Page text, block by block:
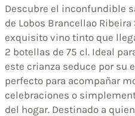
Descubre el inconfundible
de Lobos Brancellao Ribeira
exquisito vino tinto que
2 botellas de 75 cl. Ideal
este crianza seduce por su
perfecto para acompañar
celebraciones o
del hogar. Destinado a